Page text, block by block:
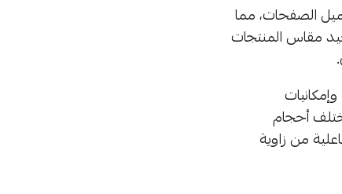
الصفحات، مما
مقاس المنتجات
أحجام
من زاوية